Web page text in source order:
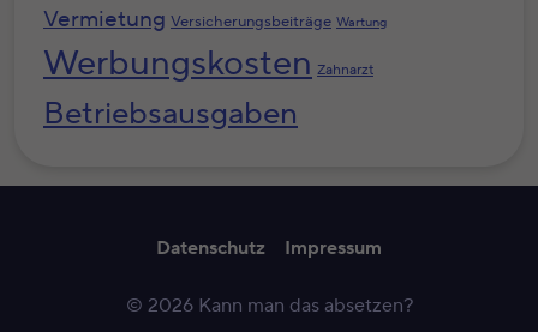
Vermietung Versicherungsbeiträge Wartung
Werbungskosten Zahnarzt
Betriebsausgaben
Datenschutz Impressum
© 2026 Kann man das absetzen?